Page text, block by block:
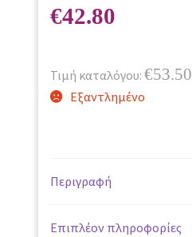
€42.80
Τιμή καταλόγου: €53.50
Εξαντλημένο
Περιγραφή
Επιπλέον πληροφορίες